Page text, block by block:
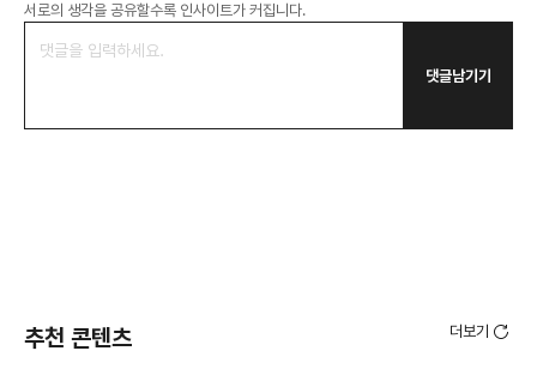
서로의 생각을 공유할수록 인사이트가 커집니다.
댓글남기기
추천 콘텐츠 더보기